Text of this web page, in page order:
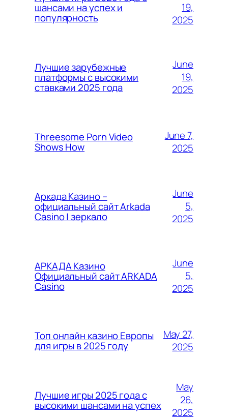
шансами на успех и
популярность
19,
2025
Лучшие зарубежные
платформы с высокими
ставками 2025 года
June
19,
2025
Threesome Porn Video
Shows How
June 7,
2025
Аркада Казино –
официальный сайт Arkada
Casino | зеркало
June
5,
2025
АРКАДА Казино
Официальный сайт ARKADA
Casino
June
5,
2025
Топ онлайн казино Европы
для игры в 2025 году
May 27,
2025
Лучшие игры 2025 года с
высокими шансами на успех
May
26,
2025